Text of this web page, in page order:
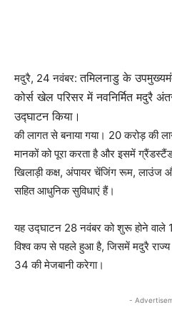
मदुरै, 24 नवंबर:तमिलनाडु के
कोर्स खेल परिसर में नवनिर्मित मदुरै
उद्घाटन किया।
की लागत से बनाया गया। 20 करोड़ की
मानकों को पूरा करता है और इसमें
खिलाड़ी कक्ष, अंपायर चेंजिंग रूम, लाउंज
सहित आधुनिक सुविधाएं हैं।
यह उद्घाटन 28 नवंबर को शुरू होने वाले
विश्व कप से पहले हुआ है, जिसमें मदुरै
34 की मेजबानी करेगा।
-